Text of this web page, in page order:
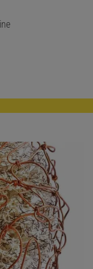
sie gleichmäßig
dagegen
langgestreckten
bevorzugt
Diffusion in
durch die
Orientierung der
Wanderrichtung